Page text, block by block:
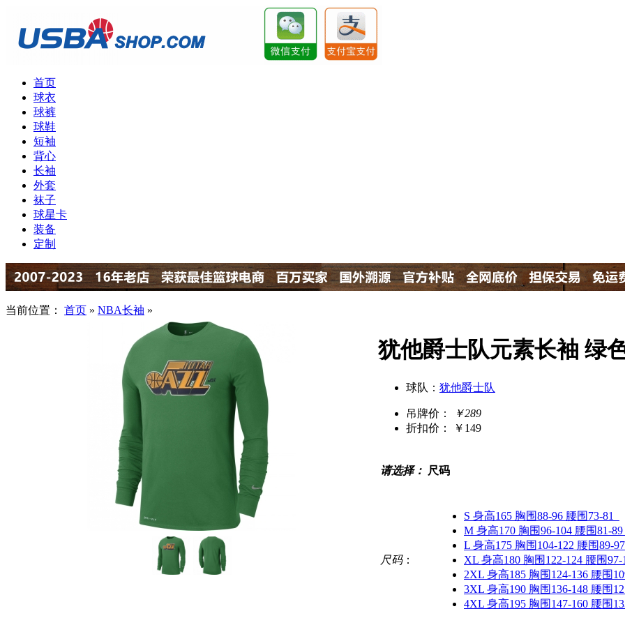
首页
球衣
球裤
球鞋
短袖
背心
长袖
外套
袜子
球星卡
装备
定制
当前位置： 首页 » NBA长袖 »
犹他爵士队元素长袖 绿
球队： 犹他爵士队
吊牌价：
￥289
折扣价：
￥149
请选择： 尺码
尺码：
S 身高165 胸围88-96 腰围73-81
M 身高170 胸围96-104 腰围81-89
L 身高175 胸围104-122 腰围89-97
XL 身高180 胸围122-124 腰围97-
2XL 身高185 胸围124-136 腰围
3XL 身高190 胸围136-148 腰围
4XL 身高195 胸围147-160 腰围